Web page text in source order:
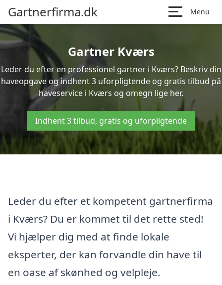
Gartnerfirma.dk Menu
Gartner Kværs
Leder du efter en professionel gartner i Kværs? Beskriv din
haveopgave og indhent 3 uforpligtende og gratis tilbud på
haveservice i Kværs og omegn lige her.
Indhent 3 tilbud, gratis og uforpligtende
Leder du efter et kompetent gartnerfirma
i Kværs? Du er kommet til det rette sted!
Vi hjælper dig med at finde lokale
eksperter, der kan forvandle din have til
en oase af skønhed og velpleje.